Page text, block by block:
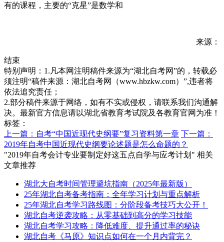
有的课程，主要的“克星”是数学和
来源：
结束
特别声明：1.凡本网注明稿件来源为“湖北自考网”的，转载必
须注明“稿件来源：湖北自考网（www.hbzkw.com）”,违者将
依法追究责任；
2.部分稿件来源于网络，如有不实或侵权，请联系我们沟通解
决。最新官方信息请以湖北省教育考试院及各教育官网为准！
标签：
上一篇：自考“中国近现代史纲要”复习资料第一章 下一篇：
2019年自考中国近现代史纲要论述题是怎么命题的？
"2019年自考会计专业要制定好这五点自学与应考计划" 相关
文章推荐
湖北大自考时间管理避坑指南（2025年最新版）
25年湖北自考备考指南：全年学习计划与重点解析
25年湖北自考学习路线图：分阶段备考技巧大公开！
湖北自考逆袭攻略：从零基础到高分的学习技能
湖北自考学习攻略：降低难度、提升通过率的秘诀
湖北自考《马原》知识点如何在一个月内背完？